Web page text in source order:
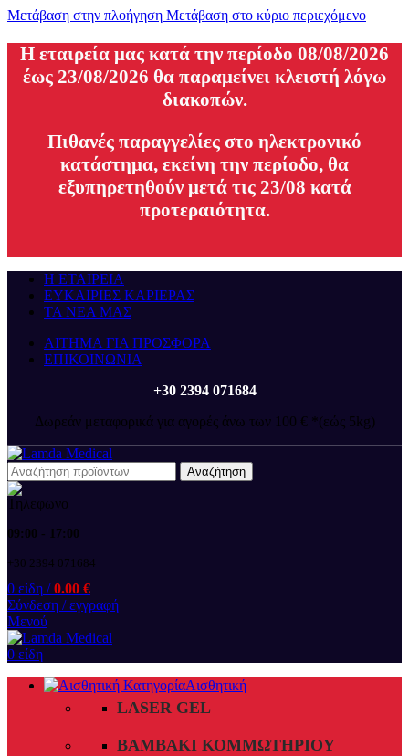
Μετάβαση στην πλοήγηση Μετάβαση στο κύριο περιεχόμενο
H εταιρεία μας κατά την περίοδο 08/08/2026
έως 23/08/2026 θα παραμείνει κλειστή λόγω
διακοπών.
Πιθανές παραγγελίες στο ηλεκτρονικό
κατάστημα, εκείνη την περίοδο, θα
εξυπηρετηθούν μετά τις 23/08 κατά
προτεραιότητα.
Η ΕΤΑΙΡΕΙΑ
ΕΥΚΑΙΡΙΕΣ ΚΑΡΙΕΡΑΣ
ΤΑ ΝΕΑ ΜΑΣ
ΑΙΤΗΜΑ ΓΙΑ ΠΡΟΣΦΟΡΑ
ΕΠΙΚΟΙΝΩΝΙΑ
+30 2394 071684
Δωρεάν μεταφορικά για αγορές άνω των 100 € *(εώς 5kg)
Αναζήτηση
09:00 - 17:00
+30 2394 071684
0 είδη / 0.00 €
Σύνδεση / εγγραφή
Μενού
0 είδη
Αισθητική
LASER GEL
ΒΑΜΒΆΚΙ ΚΟΜΜΩΤΗΡΊΟΥ